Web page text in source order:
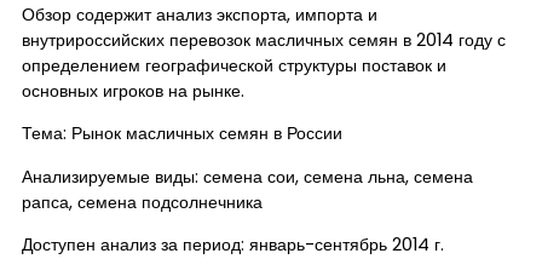
Обзор содержит анализ экспорта, импорта и
внутрироссийских перевозок масличных семян в 2014 году с
определением географической структуры поставок и
основных игроков на рынке.
Тема: Рынок масличных семян в России
Анализируемые виды: семена сои, семена льна, семена
рапса, семена подсолнечника
Доступен анализ за период: январь-сентябрь 2014 г.